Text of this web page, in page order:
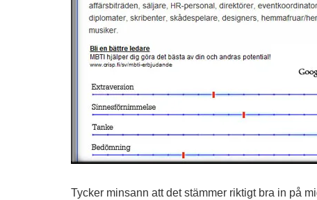
Tycker minsann att det stämmer riktigt bra in på